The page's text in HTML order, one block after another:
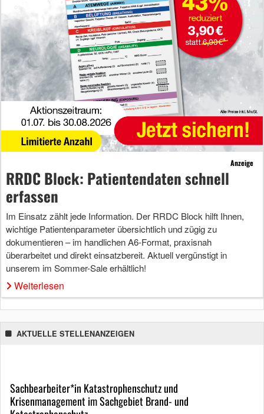
Anzeige
RRDC Block: Patientendaten schnell
erfassen
Im Einsatz zählt jede Information. Der RRDC Block hilft Ihnen,
wichtige Patientenparameter übersichtlich und zügig zu
dokumentieren – im handlichen A6-Format, praxisnah
überarbeitet und direkt einsatzbereit. Aktuell vergünstigt in
unserem im Sommer-Sale erhältlich!
Weiterlesen
AKTUELLE STELLENANZEIGEN
Sachbearbeiter*in Katastrophenschutz und
Krisenmanagement im Sachgebiet Brand- und